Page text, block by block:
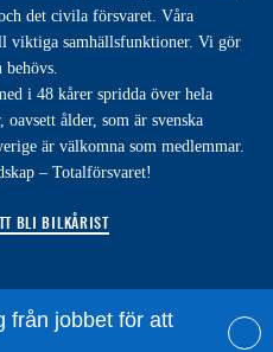
det civila försvaret. Våra
viktiga samhällsfunktioner. Vi gör
i 48 kårer spridda över hela
ålder, som är svenska
är välkomna som medlemmar.
– Totalförsvaret!
BLI BILKÅRIST
från jobbet för att